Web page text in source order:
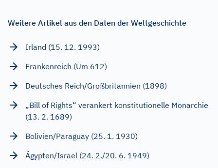
Weitere Artikel aus den Daten der Weltgeschichte
Irland (15. 12. 1993)
Frankenreich (Um 612)
Deutsches Reich/Großbritannien (1898)
„Bill of Rights“ verankert konstitutionelle Monarchie
(13. 2. 1689)
Bolivien/Paraguay (25. 1. 1930)
Ägypten/Israel (24. 2./20. 6. 1949)